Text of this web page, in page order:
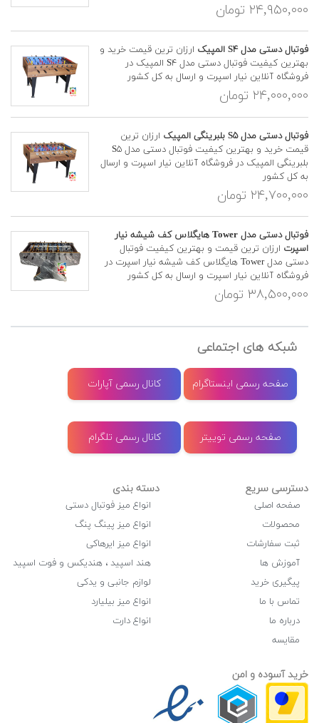
۲۴,۹۵۰,۰۰۰ تومان
فوتبال دستی مدل S۴ المپیک
ارزان ترین قیمت خرید و
بهترین کیفیت فوتبال دستی مدل S۴ المپیک در
فروشگاه آنلاین نیار اسپرت و ارسال به کل کشور
۲۴,۰۰۰,۰۰۰ تومان
فوتبال دستی مدل S۵ بلبرینگی المپیک
ارزان ترین
قیمت خرید و بهترین کیفیت فوتبال دستی مدل S۵
بلبرینگی المپیک در فروشگاه آنلاین نیار اسپرت و ارسال
به کل کشور
۲۴,۷۰۰,۰۰۰ تومان
فوتبال دستی مدل Tower هایگلاس کف شیشه نیار
اسپرت ارزان ترین قیمت و بهترین کیفیت فوتبال
دستی مدل Tower هایگلاس کف شیشه نیار اسپرت در
فروشگاه آنلاین نیار اسپرت و ارسال به کل کشور
۳۸,۵۰۰,۰۰۰ تومان
شبکه های اجتماعی
صفحه رسمی اینستاگرام کانال رسمی آپارات
صفحه رسمی توییتر کانال رسمی تلگرام
دسترسی سریع
صفحه اصلی
محصولات
ثبت سفارشات
آموزش ها
پیگیری خرید
تماس با ما
درباره ما
مقایسه
دسته بندی
انواع میز فوتبال دستی
انواع میز پینگ پنگ
انواع میز ایرهاکی
هند اسپید ، هندیکس و فوت اسپید
لوازم جانبی و یدکی
انواع میز بیلیارد
انواع دارت
خرید آسوده و امن